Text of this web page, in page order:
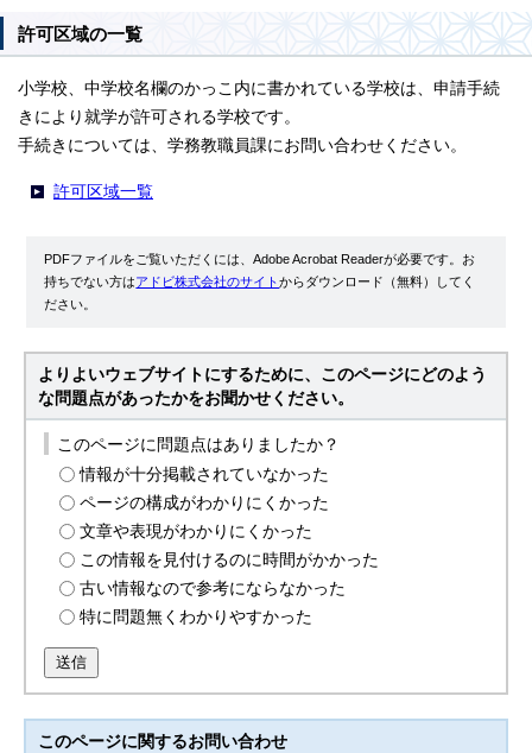
許可区域の一覧
小学校、中学校名欄のかっこ内に書かれている学校は、申請手続
きにより就学が許可される学校です。
手続きについては、学務教職員課にお問い合わせください。
許可区域一覧
PDFファイルをご覧いただくには、Adobe Acrobat Readerが必要です。お
持ちでない方はアドビ株式会社のサイトからダウンロード（無料）してく
ださい。
よりよいウェブサイトにするために、このページにどのよう
な問題点があったかをお聞かせください。
このページに問題点はありましたか？
情報が十分掲載されていなかった
ページの構成がわかりにくかった
文章や表現がわかりにくかった
この情報を見付けるのに時間がかかった
古い情報なので参考にならなかった
特に問題無くわかりやすかった
送信
このページに関するお問い合わせ